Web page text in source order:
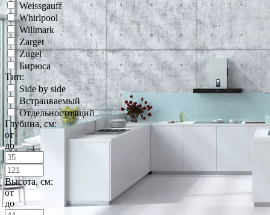
Weissgauff
Whirlpool
Willmark
Zarget
Zugel
Бирюса
Тип:
Side by side
Встраиваемый
Отдельностоящий
Глубина, см:
от
до
Высота, см:
от
до